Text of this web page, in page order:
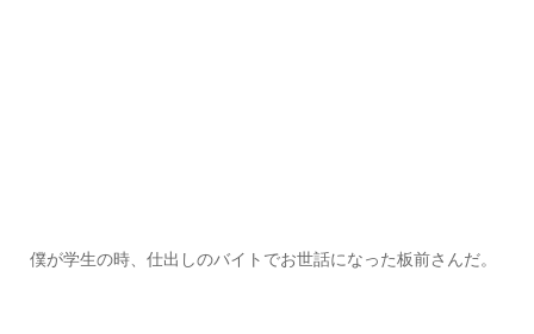
僕が学生の時、仕出しのバイトでお世話になった板前さんだ。